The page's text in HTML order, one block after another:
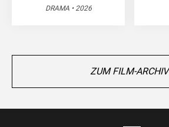
DRAMA • 2026
ZUM FILM-ARCHIV